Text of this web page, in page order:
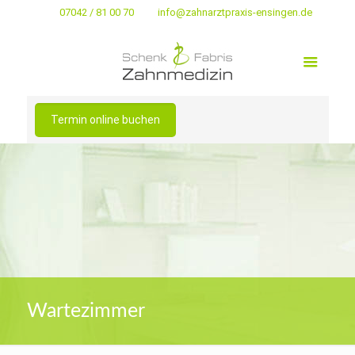
07042 / 81 00 70 info@zahnarztpraxis-ensingen.de
Termin online buchen
Wartezimmer